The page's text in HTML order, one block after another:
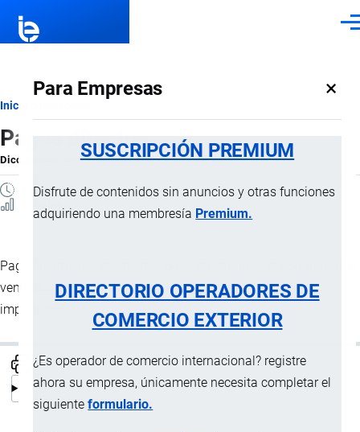
Para Empresas ×
SUSCRIPCIÓN PREMIUM
Disfrute de contenidos sin anuncios y otras funciones
adquiriendo una membresía Premium.
DIRECTORIO OPERADORES DE
COMERCIO EXTERIOR
¿Es operador de comercio internacional? registre
ahora su empresa, únicamente necesita completar el
siguienteformulario.
Ruta
de
navegación
Inicio
Pagos directos
Diccionario porImportaciones …, 6 Noviembre, 2024
1 MINUTO
Pagos realmente efectuados o por efectuar por el comprador al
vendedor como condición de laventade las mercancías
importadas.